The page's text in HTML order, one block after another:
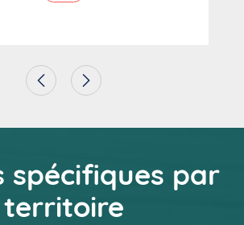
spécifiques par
territoire